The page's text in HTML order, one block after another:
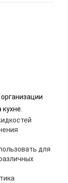
для